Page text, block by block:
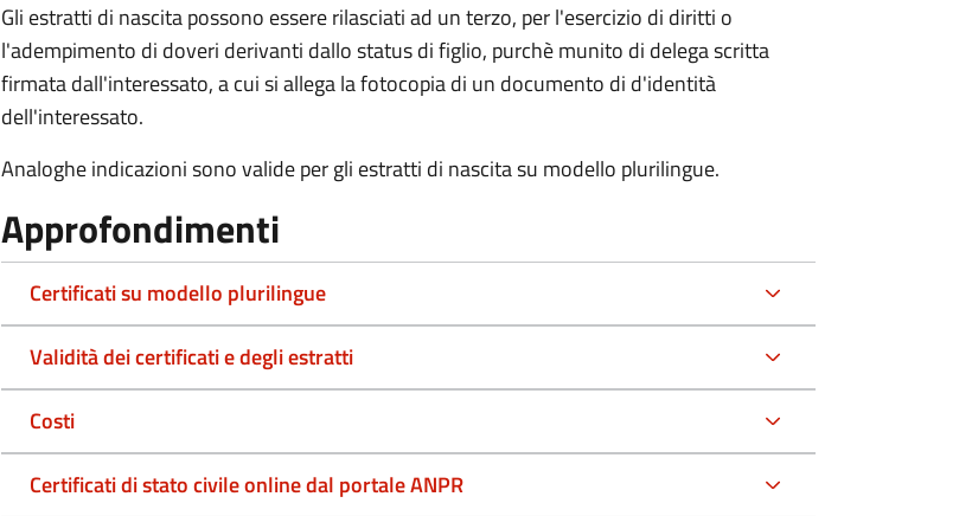
Gli estratti di nascita possono essere rilasciati ad un terzo, per l'esercizio di diritti o
l'adempimento di doveri derivanti dallo status di figlio, purchè munito di delega scritta
firmata dall'interessato, a cui si allega la fotocopia di un documento di d'identità
dell'interessato.
Analoghe indicazioni sono valide per gli estratti di nascita su modello plurilingue.
Approfondimenti
Certificati su modello plurilingue
Validità dei certificati e degli estratti
Costi
Certificati di stato civile online dal portale ANPR